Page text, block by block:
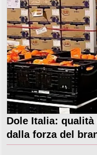
Dole Italia:
dalla forza del